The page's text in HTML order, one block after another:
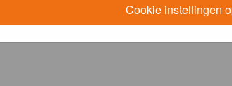
Cookie instellingen